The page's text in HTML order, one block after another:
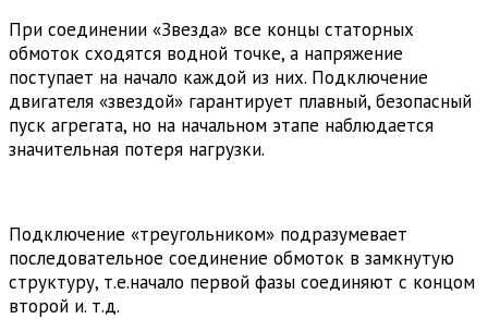
При соединении «Звезда» все концы статорных
обмоток сходятся водной точке, а напряжение
поступает на начало каждой из них. Подключение
двигателя «звездой» гарантирует плавный, безопасный
пуск агрегата, но на начальном этапе наблюдается
значительная потеря нагрузки.
Подключение «треугольником» подразумевает
последовательное соединение обмоток в замкнутую
структуру, т.е.начало первой фазы соединяют с концом
второй и. т.д.